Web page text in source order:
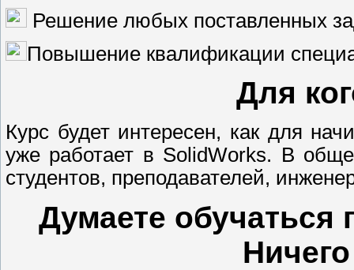
Решение любых поставленных
Повышение квалификации
Для
Курс будет интересен, как для
уже работает в SolidWorks. В
студентов, преподавателей,
Думаете